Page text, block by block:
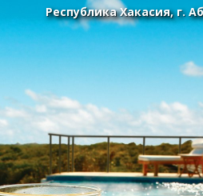
Республика Хакасия, г.